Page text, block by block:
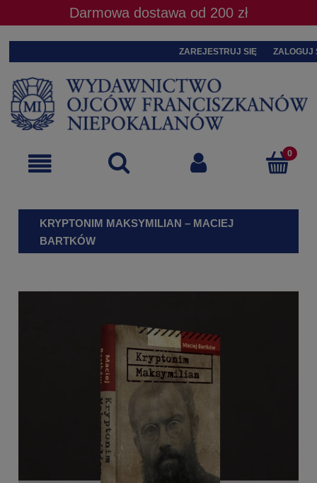
Darmowa dostawa od 200 zł
ZAREJESTRUJ SIĘ ZALOGUJ
KRYPTONIM MAKSYMILIAN – MACIEJ
BARTKÓW